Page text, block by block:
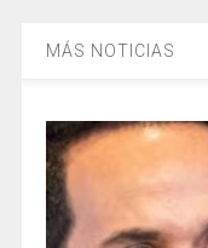
MÁS NOTICIAS